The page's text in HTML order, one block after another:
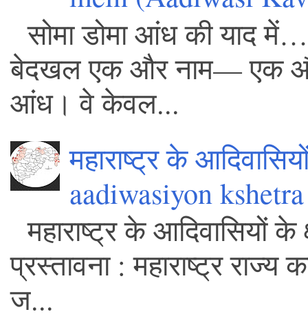
सोमा डोमा आंध की याद में…
बेदखल एक और नाम— एक और
आंध। वे केवल...
महाराष्ट्र के
aadiwasiyon
महाराष्ट्र के आदिवासियों
प्रस्तावना : महाराष्ट्र
ज...